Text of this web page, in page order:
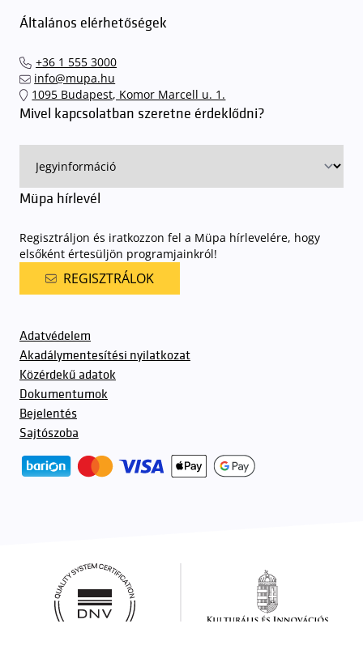
Általános elérhetőségek
+36 1 555 3000
info@mupa.hu
1095 Budapest, Komor Marcell u. 1.
Mivel kapcsolatban szeretne érdeklődni?
Müpa hírlevél
Regisztráljon és iratkozzon fel a Müpa hírlevelére, hogy
elsőként értesüljön programjainkról!
REGISZTRÁLOK
Adatvédelem
Akadálymentesítési nyilatkozat
Közérdekű adatok
Dokumentumok
Bejelentés
Sajtószoba